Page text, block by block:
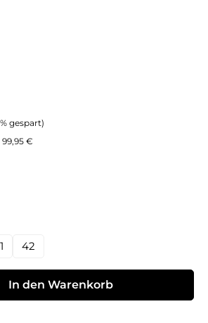
gespart)
€
42
ein oder benutze die Schaltflächen um die
In den Warenkorb